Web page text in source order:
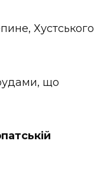
Хустського
що